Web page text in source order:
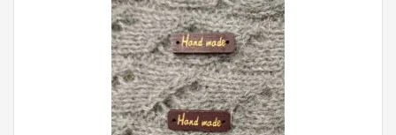
Страна-производитель